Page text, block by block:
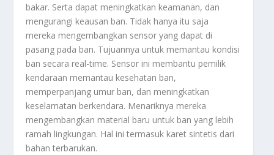
bakar. Serta dapat meningkatkan keamanan, dan
mengurangi keausan ban. Tidak hanya itu saja
mereka mengembangkan sensor yang dapat di
pasang pada ban. Tujuannya untuk memantau kondisi
ban secara real-time. Sensor ini membantu pemilik
kendaraan memantau kesehatan ban,
memperpanjang umur ban, dan meningkatkan
keselamatan berkendara. Menariknya mereka
mengembangkan material baru untuk ban yang lebih
ramah lingkungan. Hal ini termasuk karet sintetis dari
bahan terbarukan.